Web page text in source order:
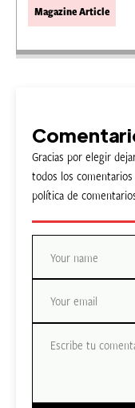
Magazine Article
Gracias por elegir
todos los
política de